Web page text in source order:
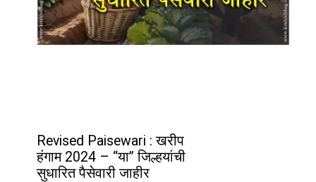
Revised Paisewari : खरीप
हंगाम 2024 – “या” जिल्हयांची
सुधारित पैसेवारी जाहीर